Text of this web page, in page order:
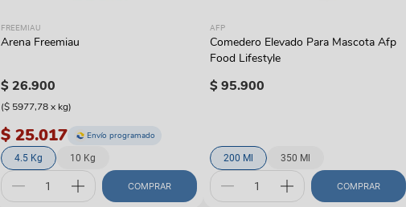
FREEMIAU
Arena Freemiau
$26.900
($ 5977,78x kg)
$ 25.017 Envío programado
4.5 Kg 10 Kg
COMPRAR
AFP
Comedero Elevado Para Mascota Afp
Food Lifestyle
$95.900
200 Ml 350 Ml
COMPRAR